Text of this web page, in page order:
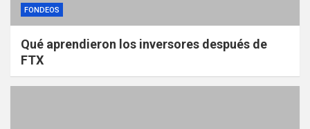
FONDEOS
Qué aprendieron los inversores después de
FTX